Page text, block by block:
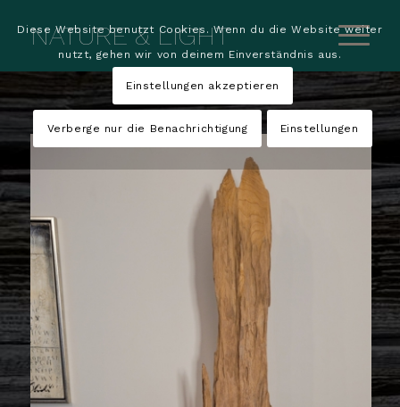
NATURE & LIGHT
Diese Website benutzt Cookies. Wenn du die Website weiter
nutzt, gehen wir von deinem Einverständnis aus.
Einstellungen akzeptieren
Verberge nur die Benachrichtigung Einstellungen